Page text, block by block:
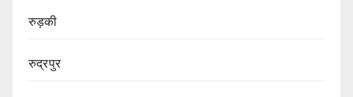
रुड़की
रुद्रपुर